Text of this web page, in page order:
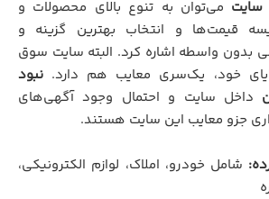
سایت می‌توان به تنوع بالای محصولات و
قیمت‌ها و انتخاب بهترین گزینه و
بدون واسطه اشاره کرد. البته سایت سوق
خود، یک‌سری معایب هم دارد. نبود
داخل سایت و احتمال وجود آگهی‌های
جزو معایب این سایت هستند.
شامل خودرو، املاک، لوازم الکترونیکی،